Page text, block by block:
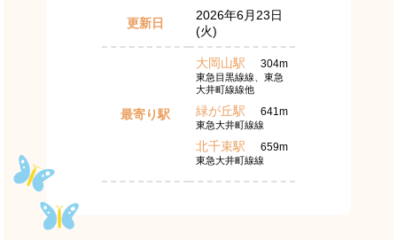
更新日
2026年6月23日
(火)
最寄り駅
大岡山駅 304m
東急目黒線線、東急
大井町線線他
緑が丘駅 641m
東急大井町線線
北千束駅 659m
東急大井町線線